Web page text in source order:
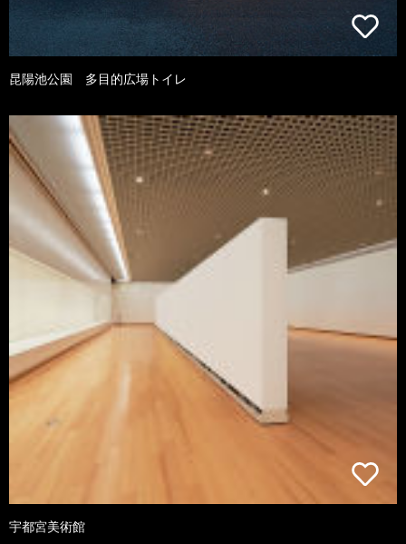
昆陽池公園 多目的広場トイレ
宇都宮美術館